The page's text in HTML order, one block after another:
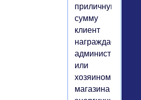
приличную
сумму
клиент
награждается
администрацией
или
хозяином
магазина